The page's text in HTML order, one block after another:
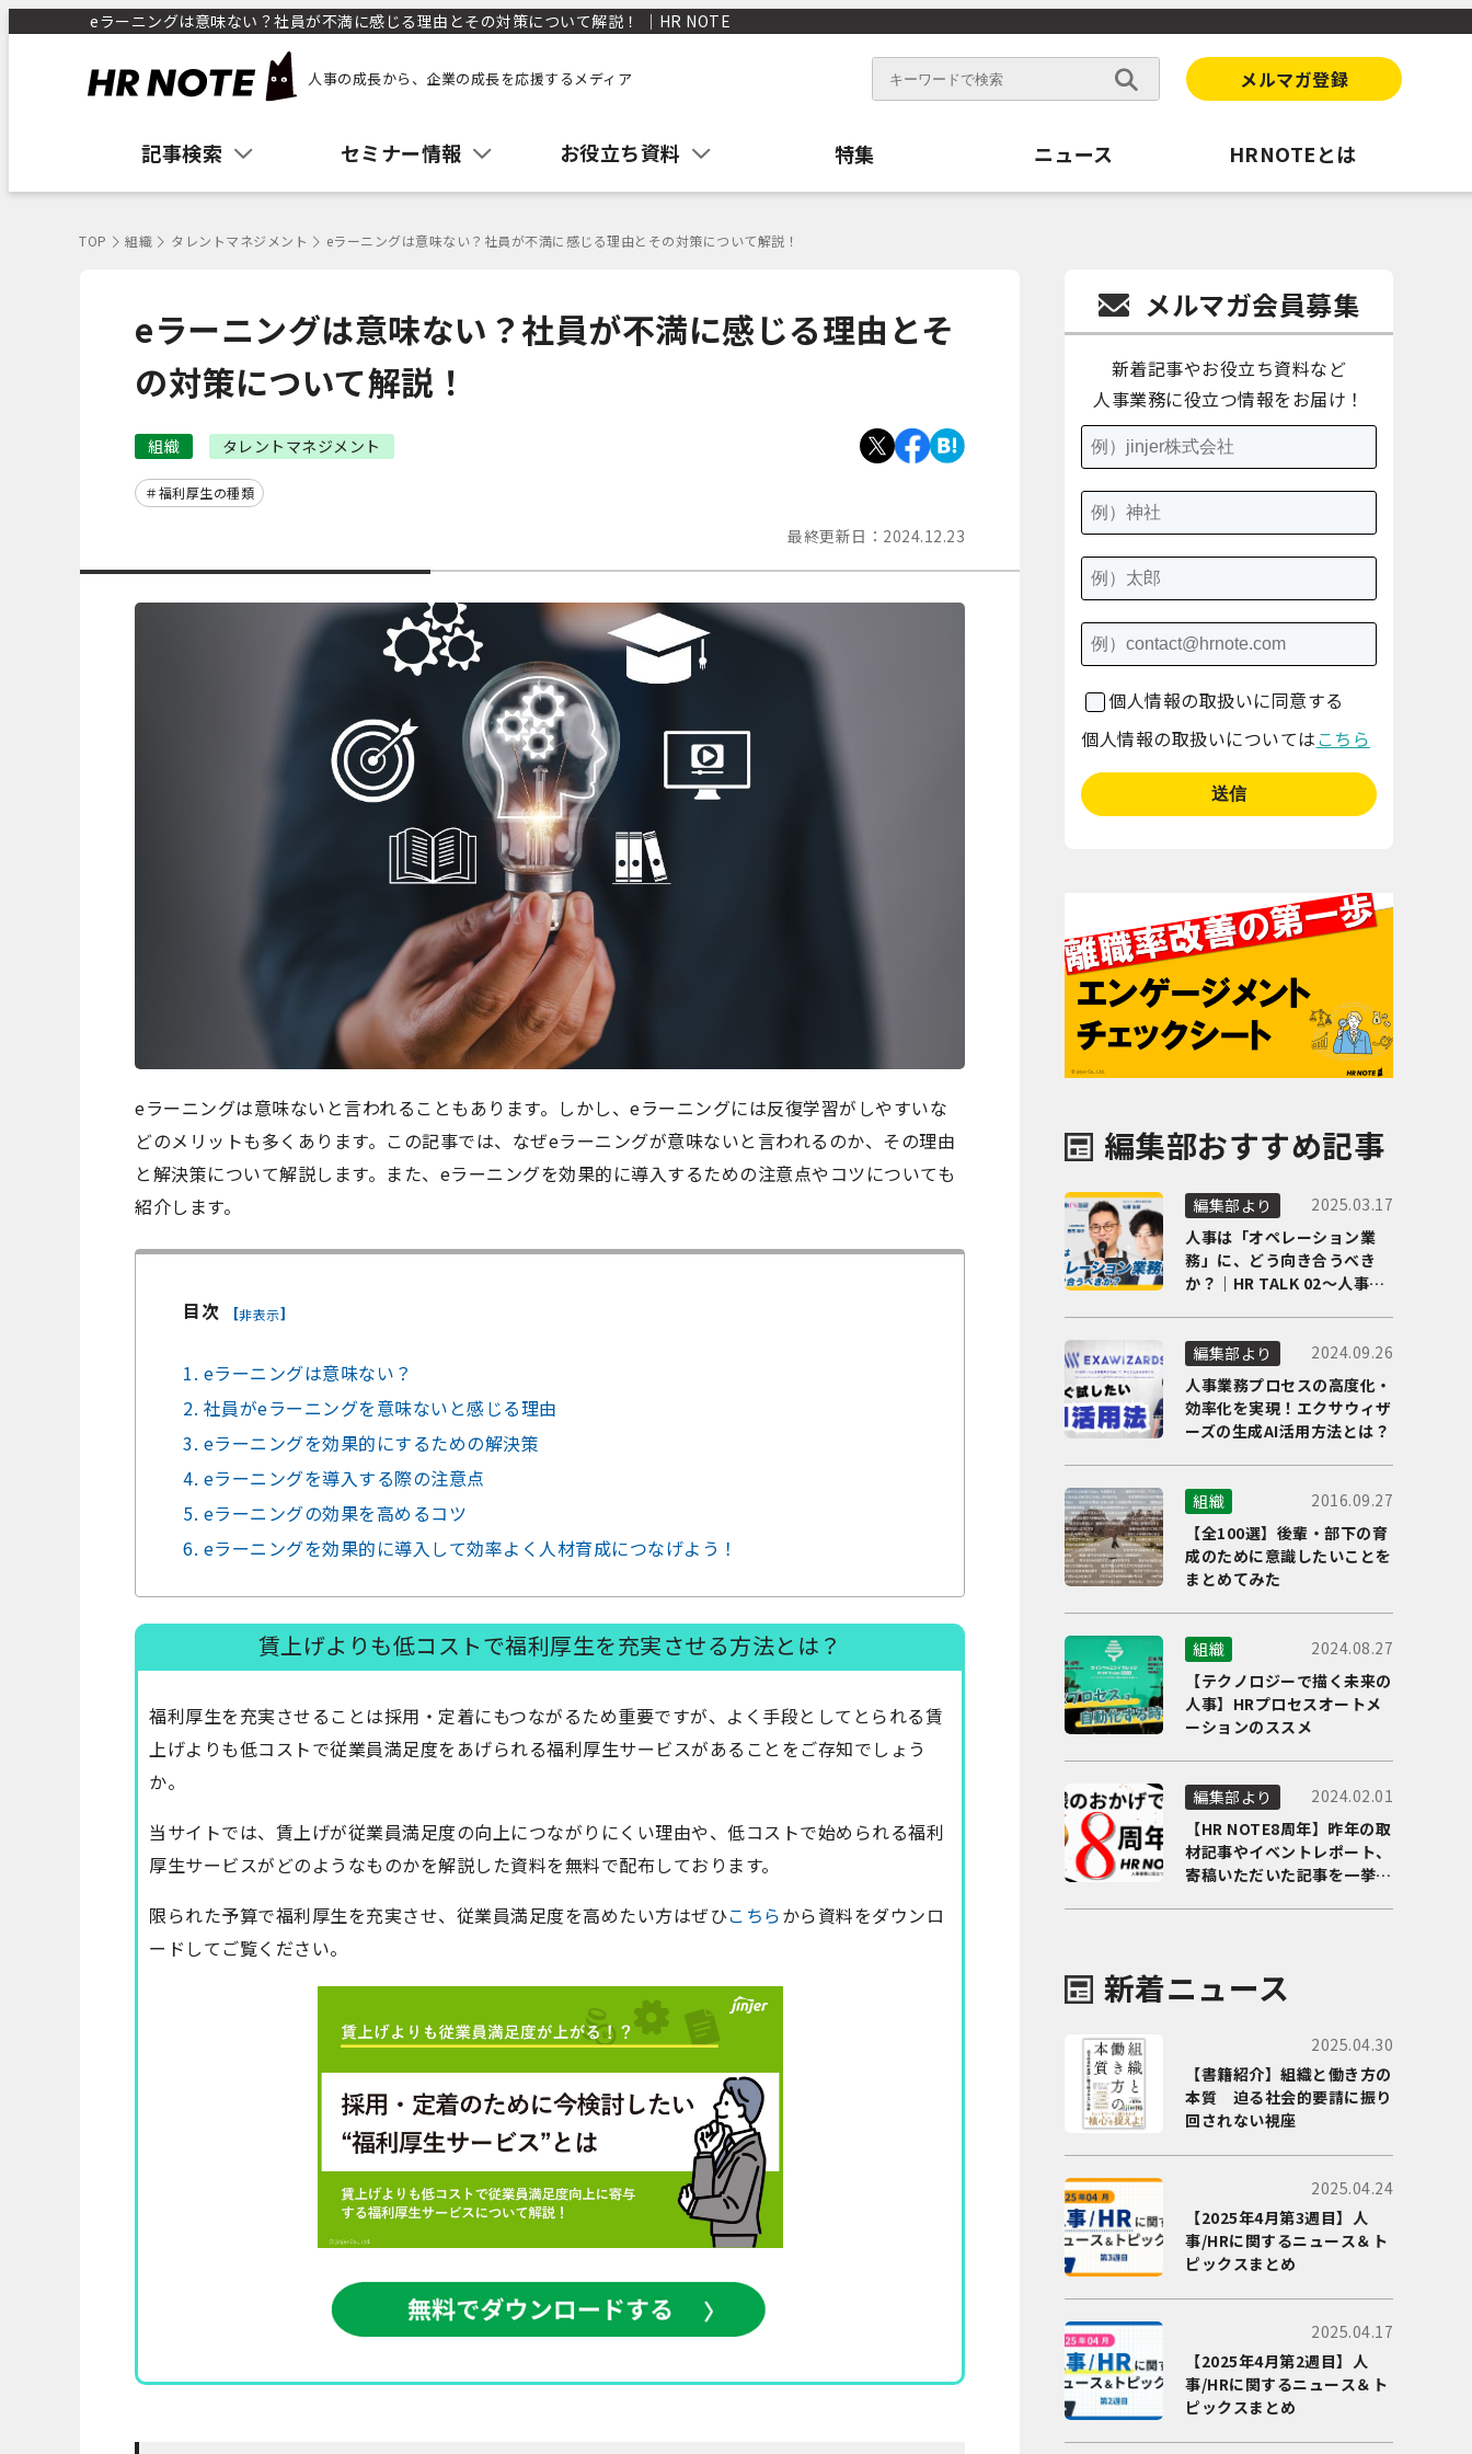
eラーニングは意味ない？社員が不満に感じる理由とその対策について解説！ ｜HR NOTE
人事の成長から、企業の成長を応援するメディア メルマガ登録
記事検索 セミナー情報 お役立ち資料 特集 ニュース HRNOTEとは
TOP 組織 タレントマネジメント eラーニングは意味ない？社員が不満に感じる理由とその対策について解説！
eラーニングは意味ない？社員が不満に感じる理由とそ
の対策について解説！
組織 タレントマネジメント
福利厚生の種類
最終更新日： 2024.12.23
eラーニングは意味ないと言われることもあります。しかし、eラーニングには反復学習がしやすいな
どのメリットも多くあります。この記事では、なぜeラーニングが意味ないと言われるのか、その理由
と解決策について解説します。また、eラーニングを効果的に導入するための注意点やコツについても
紹介します。
目次 [非表示]
1. eラーニングは意味ない？
2. 社員がeラーニングを意味ないと感じる理由
3. eラーニングを効果的にするための解決策
4. eラーニングを導入する際の注意点
5. eラーニングの効果を高めるコツ
6. eラーニングを効果的に導入して効率よく人材育成につなげよう！
賃上げよりも低コストで福利厚生を充実させる方法とは？
福利厚生を充実させることは採用・定着にもつながるため重要ですが、よく手段としてとられる賃
上げよりも低コストで従業員満足度をあげられる福利厚生サービスがあることをご存知でしょう
か。
当サイトでは、賃上げが従業員満足度の向上につながりにくい理由や、低コストで始められる福利
厚生サービスがどのようなものかを解説した資料を無料で配布しております。
限られた予算で福利厚生を充実させ、従業員満足度を高めたい方はぜひこちらから資料をダウンロ
ードしてご覧ください。
メルマガ会員募集
新着記事やお役立ち資料など
人事業務に役立つ情報をお届け！
個人情報の取扱いに同意する
個人情報の取扱いについては こちら
編集部おすすめ記事
編集部より
2025.03.17
人事は「オペレーション業
務」に、どう向き合うべき
か？｜HR TALK 02～人事DX
編集部より
2024.09.26
人事業務プロセスの高度化・
効率化を実現！エクサウィザ
ーズの生成AI活用方法とは？
組織
2016.09.27
【全100選】後輩・部下の育
成のために意識したいことを
まとめてみた
組織
2024.08.27
【テクノロジーで描く未来の
人事】HRプロセスオートメ
ーションのススメ
編集部より
2024.02.01
【HR NOTE8周年】昨年の取
材記事やイベントレポート、
寄稿いただいた記事を一挙に
新着ニュース
2025.04.30
【書籍紹介】組織と働き方の
本質 迫る社会的要請に振り
回されない視座
2025.04.24
【2025年4月第3週目】人
事/HRに関するニュース＆ト
ピックスまとめ
2025.04.17
【2025年4月第2週目】人
事/HRに関するニュース＆ト
ピックスまとめ